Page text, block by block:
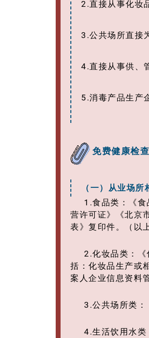
2.直接从事化妆
3.公共场所直接
4.直接从事供、
5.消毒产品生产
免费健康检
（一）从业场所
1.食品类：《
营许可证》《北京
表》复印件。（以
2.化妆品类：《
括：化妆品生产或
案人企业信息资料
3.公共场所类：
4.生活饮用水类